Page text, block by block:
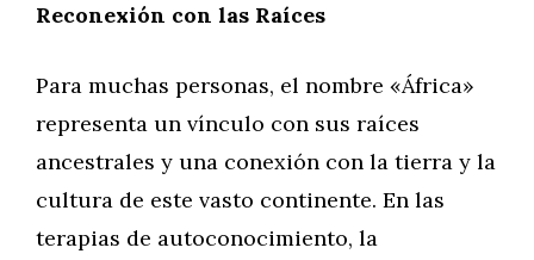
Reconexión con las Raíces
Para muchas personas, el nombre «África»
representa un vínculo con sus raíces
ancestrales y una conexión con la tierra y la
cultura de este vasto continente. En las
terapias de autoconocimiento, la